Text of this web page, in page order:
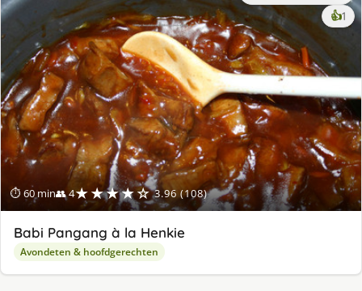
⏱ 60 min👥 4★★★★☆ 3.96 (108)
👍1
Babi Pangang à la Henkie
Avondeten & hoofdgerechten